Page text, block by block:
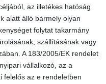
az illetékes hatóság
alatt álló bármely olyan
folytat takarmány
szállításának vagy
A 183/2005/EK rendelet
vállalkozó, az a
felelős az e rendeletben